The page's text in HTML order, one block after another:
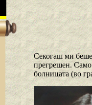
Секогаш ми беше
прегрешен.
болницата (во